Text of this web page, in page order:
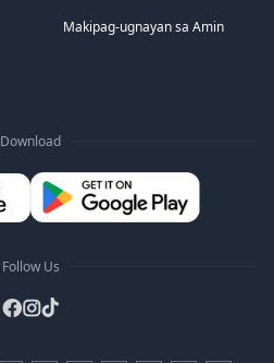
Makipag-ugnayan sa Amin
Download
Follow Us